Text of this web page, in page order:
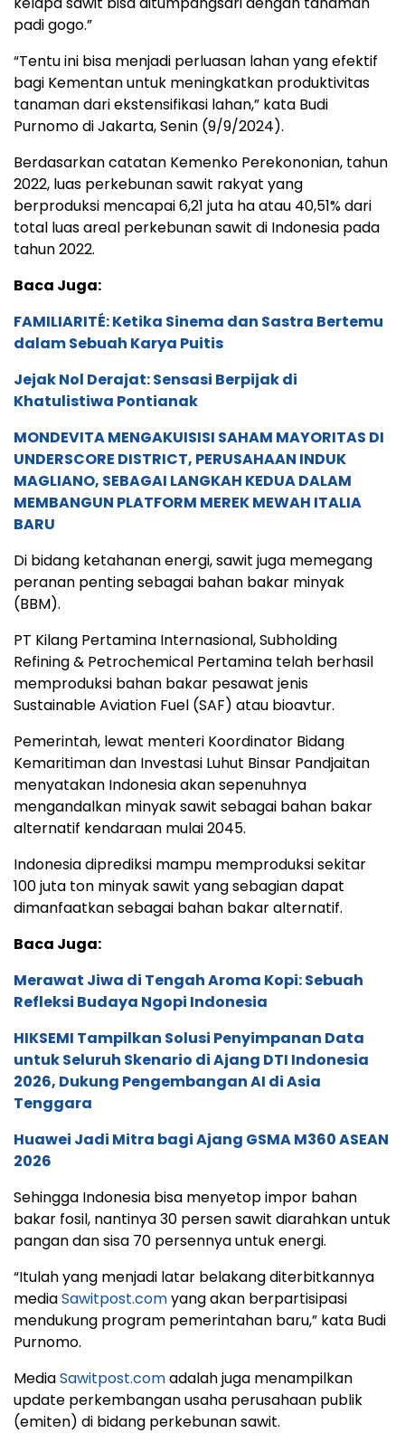
padi gogo.”
“Tentu ini bisa menjadi perluasan lahan yang efektif
bagi Kementan untuk meningkatkan produktivitas
tanaman dari ekstensifikasi lahan,” kata Budi
Purnomo di Jakarta, Senin (9/9/2024).
Berdasarkan catatan Kemenko Perekononian, tahun
2022, luas perkebunan sawit rakyat yang
berproduksi mencapai 6,21 juta ha atau 40,51% dari
total luas areal perkebunan sawit di Indonesia pada
tahun 2022.
Baca Juga:
FAMILIARITÉ: Ketika Sinema dan Sastra Bertemu
dalam Sebuah Karya Puitis
Jejak Nol Derajat: Sensasi Berpijak di
Khatulistiwa Pontianak
MONDEVITA MENGAKUISISI SAHAM MAYORITAS DI
UNDERSCORE DISTRICT, PERUSAHAAN INDUK
MAGLIANO, SEBAGAI LANGKAH KEDUA DALAM
MEMBANGUN PLATFORM MEREK MEWAH ITALIA
BARU
Di bidang ketahanan energi, sawit juga memegang
peranan penting sebagai bahan bakar minyak
(BBM).
PT Kilang Pertamina Internasional, Subholding
Refining & Petrochemical Pertamina telah berhasil
memproduksi bahan bakar pesawat jenis
Sustainable Aviation Fuel (SAF) atau bioavtur.
Pemerintah, lewat menteri Koordinator Bidang
Kemaritiman dan Investasi Luhut Binsar Pandjaitan
menyatakan Indonesia akan sepenuhnya
mengandalkan minyak sawit sebagai bahan bakar
alternatif kendaraan mulai 2045.
Indonesia diprediksi mampu memproduksi sekitar
100 juta ton minyak sawit yang sebagian dapat
dimanfaatkan sebagai bahan bakar alternatif.
Baca Juga:
Merawat Jiwa di Tengah Aroma Kopi: Sebuah
Refleksi Budaya Ngopi Indonesia
HIKSEMI Tampilkan Solusi Penyimpanan Data
untuk Seluruh Skenario di Ajang DTI Indonesia
2026, Dukung Pengembangan AI di Asia
Tenggara
Huawei Jadi Mitra bagi Ajang GSMA M360 ASEAN
2026
Sehingga Indonesia bisa menyetop impor bahan
bakar fosil, nantinya 30 persen sawit diarahkan untuk
pangan dan sisa 70 persennya untuk energi.
“Itulah yang menjadi latar belakang diterbitkannya
mediaSawitpost.comyang akan berpartisipasi
mendukung program pemerintahan baru,” kata Budi
Purnomo.
MediaSawitpost.comadalah juga menampilkan
update perkembangan usaha perusahaan publik
(emiten) di bidang perkebunan sawit.